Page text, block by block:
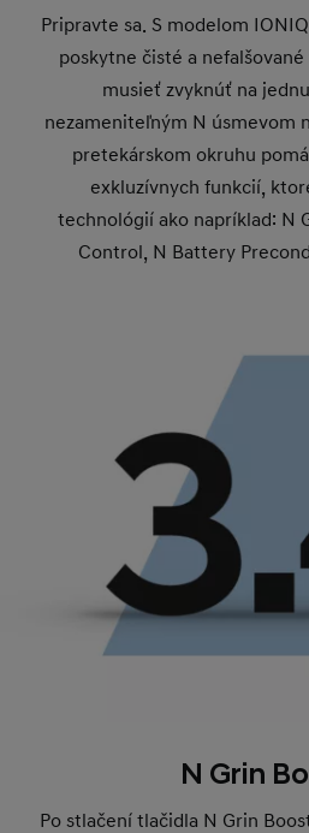
Pripravte sa. S modelom
poskytne čisté a
musieť zvyknúť na
nezameniteľným N úsmevom
pretekárskom okruhu
exkluzívnych funkcií,
technológií ako napríklad: N
Control, N Battery
N Grin
Po stlačení tlačidla N Grin